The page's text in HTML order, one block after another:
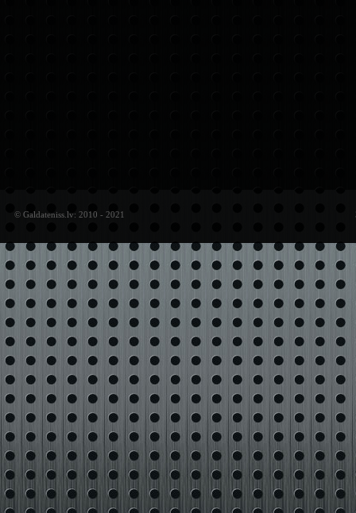
© Galdateniss.lv: 2010 - 2021